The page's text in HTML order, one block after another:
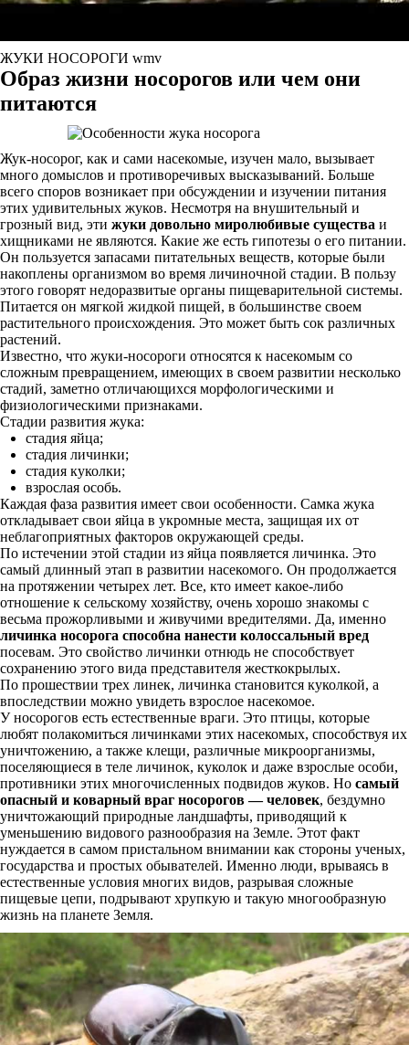
ЖУКИ НОСОРОГИ wmv
Образ жизни носорогов или чем они
питаются
Жук-носорог, как и сами насекомые, изучен мало, вызывает
много домыслов и противоречивых высказываний. Больше
всего споров возникает при обсуждении и изучении питания
этих удивительных жуков. Несмотря на внушительный и
грозный вид, эти жуки довольно миролюбивые существа и
хищниками не являются. Какие же есть гипотезы о его питании.
Он пользуется запасами питательных веществ, которые были
накоплены организмом во время личиночной стадии. В пользу
этого говорят недоразвитые органы пищеварительной системы.
Питается он мягкой жидкой пищей, в большинстве своем
растительного происхождения. Это может быть сок различных
растений.
Известно, что жуки-носороги относятся к насекомым со
сложным превращением, имеющих в своем развитии несколько
стадий, заметно отличающихся морфологическими и
физиологическими признаками.
Стадии развития жука:
стадия яйца;
стадия личинки;
стадия куколки;
взрослая особь.
Каждая фаза развития имеет свои особенности. Самка жука
откладывает свои яйца в укромные места, защищая их от
неблагоприятных факторов окружающей среды.
По истечении этой стадии из яйца появляется личинка. Это
самый длинный этап в развитии насекомого. Он продолжается
на протяжении четырех лет. Все, кто имеет какое-либо
отношение к сельскому хозяйству, очень хорошо знакомы с
весьма прожорливыми и живучими вредителями. Да, именно
личинка носорога способна нанести колоссальный вред
посевам. Это свойство личинки отнюдь не способствует
сохранению этого вида представителя жесткокрылых.
По прошествии трех линек, личинка становится куколкой, а
впоследствии можно увидеть взрослое насекомое.
У носорогов есть естественные враги. Это птицы, которые
любят полакомиться личинками этих насекомых, способствуя их
уничтожению, а также клещи, различные микроорганизмы,
поселяющиеся в теле личинок, куколок и даже взрослые особи,
противники этих многочисленных подвидов жуков. Но самый
опасный и коварный враг носорогов — человек, бездумно
уничтожающий природные ландшафты, приводящий к
уменьшению видового разнообразия на Земле. Этот факт
нуждается в самом пристальном внимании как стороны ученых,
государства и простых обывателей. Именно люди, врываясь в
естественные условия многих видов, разрывая сложные
пищевые цепи, подрывают хрупкую и такую многообразную
жизнь на планете Земля.